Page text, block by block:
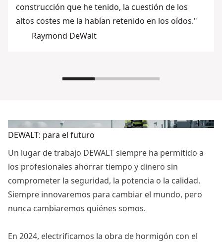
construcción que he tenido, la cuestión de los
altos costes me la habían retenido en los oídos."
Raymond DeWalt
DEWALT: para el futuro
Un lugar de trabajo DEWALT siempre ha permitido a
los profesionales ahorrar tiempo y dinero sin
comprometer la seguridad, la potencia o la calidad.
Siempre innovaremos para cambiar el mundo, pero
nunca cambiaremos quiénes somos.
En 2024, electrificamos la obra de hormigón con el